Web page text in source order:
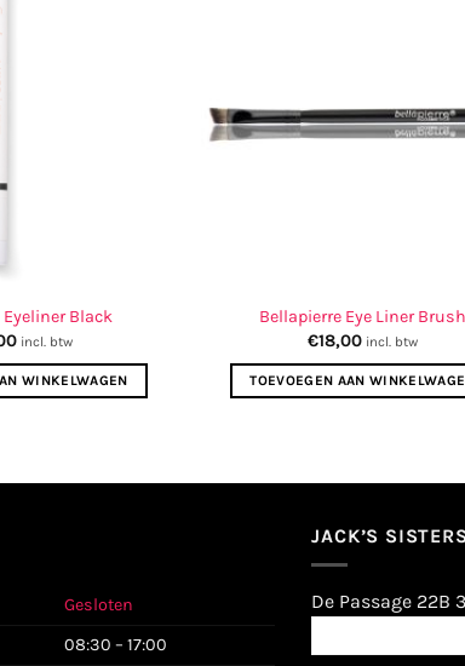
Eyeliner Black
incl. btw
WINKELWAGEN
Bellapierre Eye Liner Brush
€18,00 incl. btw
TOEVOEGEN AAN
Gesloten
08:30 – 17:00
JACK’S
De Passage 22B